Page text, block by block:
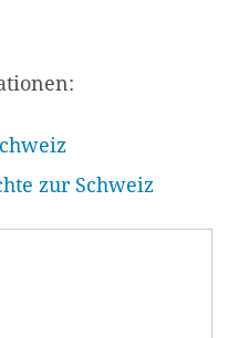
zur Schweiz